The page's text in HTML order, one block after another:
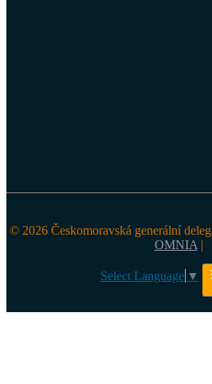
© 2026 Českomoravská generální
OMNIA |
Select Language ▼